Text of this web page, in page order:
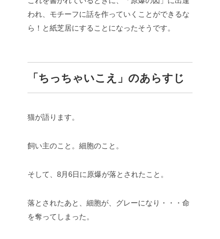
われ、モチーフに話を作っていくことができるな
ら！と紙芝居にすることになったそうです。
「ちっちゃいこえ」のあらすじ
猫が語ります。
飼い主のこと。細胞のこと。
そして、8月6日に原爆が落とされたこと。
落とされたあと、細胞が、グレーになり・・・命
を奪ってしまった。